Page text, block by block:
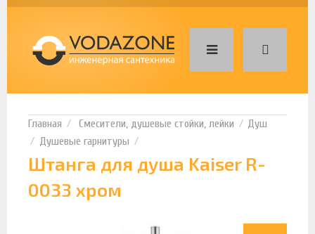
Смесители, душевые стойки, лейки
Душ
Душевые гарнитуры
Штанга для душа Kaiser R-
0033 хром